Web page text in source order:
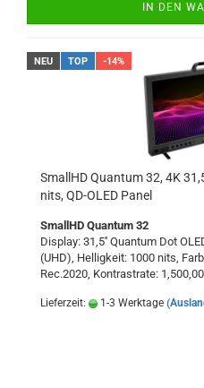
IN DEN
NEU TOP -14%
SmallHD Quantum 32, 4K
nits, QD-OLED Panel
SmallHD Quantum 32
Display: 31,5'' Quantum Dot
(UHD), Helligkeit: 1000 nits,
Rec.2020, Kontrastrate:
Lieferzeit: 1-3 Werktage